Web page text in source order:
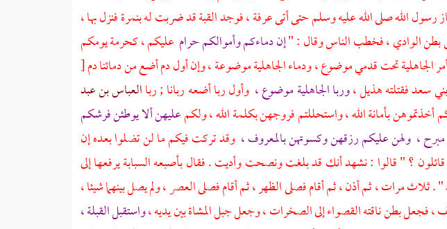
رسول الله صلى الله عليه وسلم حتى أتىعرفة ،فوجد القبة قد ضربت له بنمرة فنزل بها ،
بطن الوادي ، فخطب الناس وقال : "إن دماءكم وأموالكم حرام عليكم ، كحرمة يومكم
الجاهلية تحت قدمي موضوع ، ودماء الجاهلية موضوعة ، وإن أول دم أضع من دمائنا دم[
بني سعدفقتلتههذيل ،وربا الجاهلية موضوع ، وأول ربا أضعه ربانا ; رباالعباس بن عبد
أخذتموهن بأمانة الله ، واستحللتم فروجهن بكلمة الله ، ولكمعليهن ألا يوطئن فرشكم
، ولهن عليكم رزقهن وكسوتهن بالمعروف ، وقد تركت فيكم ما لن تضلوا بعده إن
قائلون ؟ " قالوا : نشهد أنك قد بلغت ونصحت وأديت . فقال بأصبعه السبابة يرفعها إلى
. ثلاث مرات ، ثم أذن ، ثم أقام فصلى الظهر ، ثم أقام فصلى العصر ، ولم يصل بينهما شيئا ،
فجعل بطن ناقته القصواء إلى الصخرات ، وجعل جبل المشاة بين يديه ،واستقبل القبلة ،